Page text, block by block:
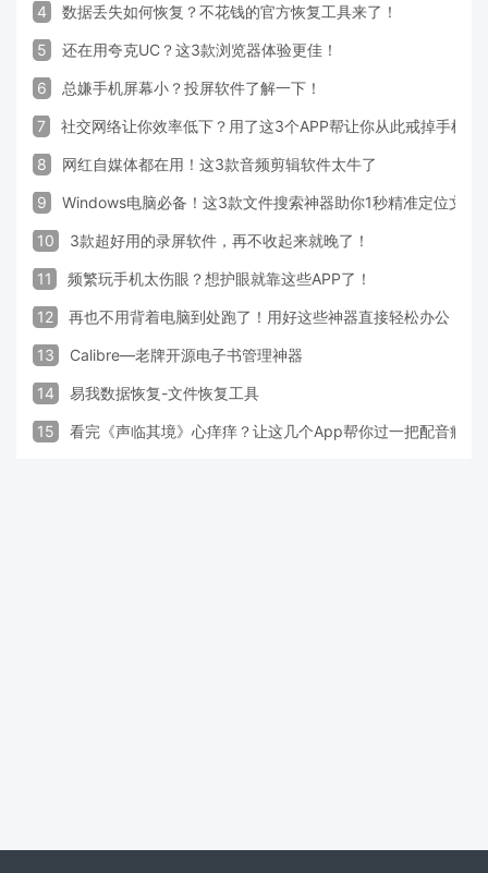
4 数据丢失如何恢复？不花钱的官方恢复工具来了！
5 还在用夸克UC？这3款浏览器体验更佳！
6 总嫌手机屏幕小？投屏软件了解一下！
7 社交网络让你效率低下？用了这3个APP帮让你从此戒掉手机！
8 网红自媒体都在用！这3款音频剪辑软件太牛了
9 Windows电脑必备！这3款文件搜索神器助你1秒精准定位文件
10 3款超好用的录屏软件，再不收起来就晚了！
11 频繁玩手机太伤眼？想护眼就靠这些APP了！
12 再也不用背着电脑到处跑了！用好这些神器直接轻松办公
13 Calibre—老牌开源电子书管理神器
14 易我数据恢复-文件恢复工具
15 看完《声临其境》心痒痒？让这几个App帮你过一把配音瘾